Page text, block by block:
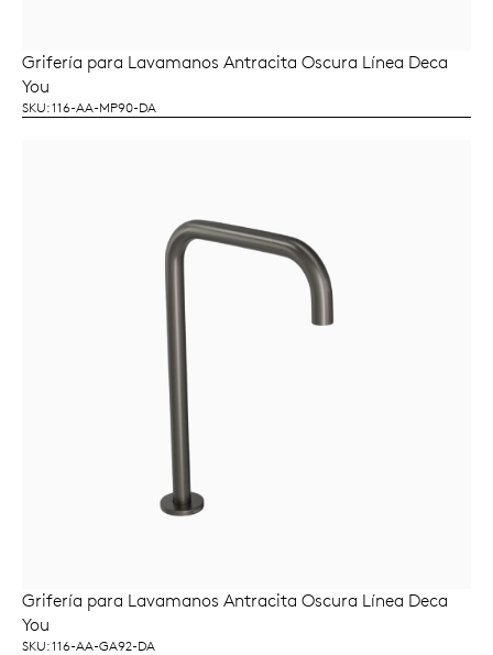
LEER MÁS
Grifería para Lavamanos Antracita Oscura Línea Deca
You
SKU: 116-AA-MP90-DA
LEER MÁS
Grifería para Lavamanos Antracita Oscura Línea Deca
You
SKU: 116-AA-GA92-DA